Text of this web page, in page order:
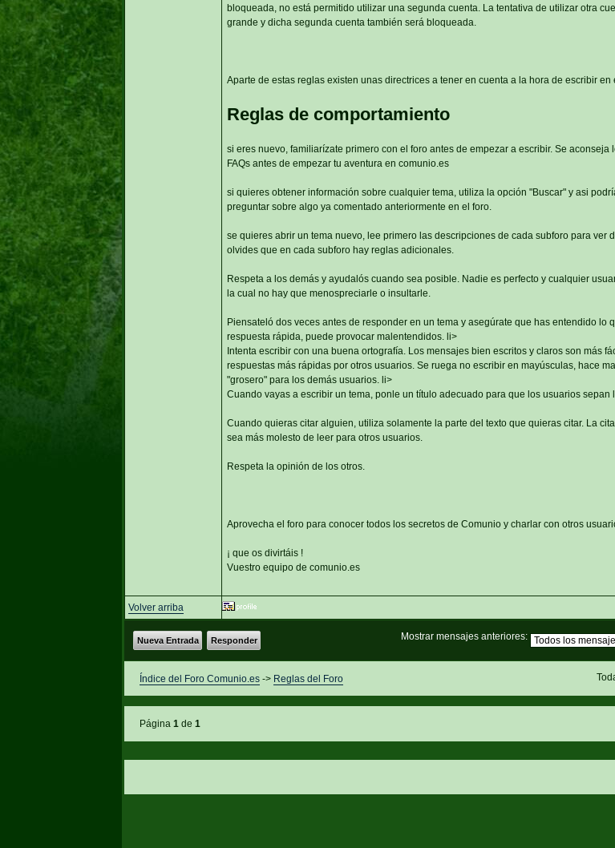
bloqueada, no está permitido utilizar una segunda cuenta. La tentativa de utilizar otra
grande y dicha segunda cuenta también será bloqueada.
Aparte de estas reglas existen unas directrices a tener en cuenta a la hora de escribir en
Reglas de comportamiento
si eres nuevo, familiarízate primero con el foro antes de empezar a escribir. Se
FAQs antes de empezar tu aventura en comunio.es
si quieres obtener información sobre cualquier tema, utiliza la opción "Buscar" y asi
preguntar sobre algo ya comentado anteriormente en el foro.
se quieres abrir un tema nuevo, lee primero las descripciones de cada subforo para ver
olvides que en cada subforo hay reglas adicionales.
Respeta a los demás y ayudalós cuando sea posible. Nadie es perfecto y cualquier
la cual no hay que menospreciarle o insultarle.
Piensateló dos veces antes de responder en un tema y asegúrate que has entendido lo
respuesta rápida, puede provocar malentendidos. li>
Intenta escribir con una buena ortografía. Los mensajes bien escritos y claros son más
respuestas más rápidas por otros usuarios. Se ruega no escribir en mayúsculas, hace
"grosero" para los demás usuarios. li>
Cuando vayas a escribir un tema, ponle un título adecuado para que los usuarios sepan
Cuando quieras citar alguien, utiliza solamente la parte del texto que quieras citar. La
sea más molesto de leer para otros usuarios.
Respeta la opinión de los otros.
Aprovecha el foro para conocer todos los secretos de Comunio y charlar con otros
¡ que os divirtáis !
Vuestro equipo de comunio.es
Volver arriba
Mostrar mensajes anteriores:
Nueva Entrada Responder
Índice del Foro Comunio.es-> Reglas del Foro
Página 1de 1